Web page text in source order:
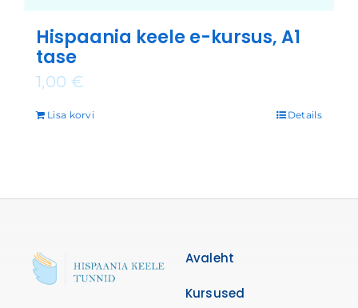
Hispaania keele e-kursus, A1
tase
1,00 €
Lisa korvi Details
Avaleht
Kursused